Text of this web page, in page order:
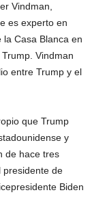
Vindman,
es experto en
Casa Blanca en
Vindman
entre Trump y el
que Trump
y
de hace tres
presidente de
Biden